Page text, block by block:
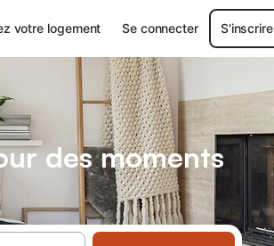
votre logement Se connecter S'inscrire
des moments